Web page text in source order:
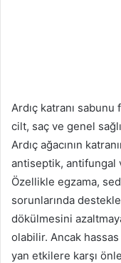
Ardıç katranı sabunu
cilt, saç ve genel
Ardıç ağacının
antiseptik,
Özellikle egzama,
sorunlarında
dökülmesini
olabilir. Ancak
yan etkilere karşı